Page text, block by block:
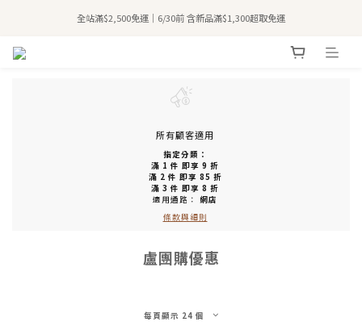
全站滿$2,500免運｜6/30前 含新品滿$1,300超取免運
全站滿$2,500免運｜6/30前 含新品滿$1,300超取免運
購買atreat商品 💆🏻‍♀️ 享整單免運
所有顧客適用
指定分類：
滿 1 件 即享 9 折
滿 2 件 即享 85 折
滿 3 件 即享 8 折
適用通路： 網店
條款與細則
盧團購優惠
每頁顯示 24 個